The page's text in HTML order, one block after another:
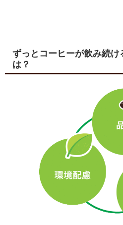
ずっとコーヒーが飲み続け
は？